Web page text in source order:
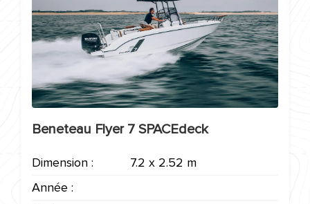
Beneteau Flyer 7 SPACEdeck
Dimension :
7.2 x 2.52 m
Année :